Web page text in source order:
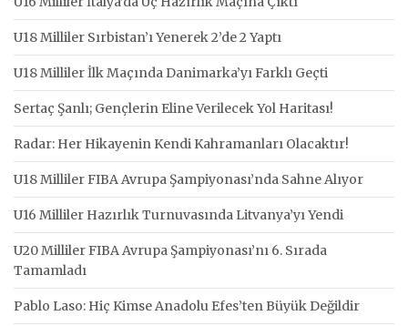
U18 Milliler Sırbistan’ı Yenerek 2’de 2 Yaptı
U18 Milliler İlk Maçında Danimarka’yı Farklı Geçti
Sertaç Şanlı; Gençlerin Eline Verilecek Yol Haritası!
Radar: Her Hikayenin Kendi Kahramanları Olacaktır!
U18 Milliler FIBA Avrupa Şampiyonası’nda Sahne Alıyor
U16 Milliler Hazırlık Turnuvasında Litvanya’yı Yendi
U20 Milliler FIBA Avrupa Şampiyonası’nı 6. Sırada
Tamamladı
Pablo Laso: Hiç Kimse Anadolu Efes’ten Büyük Değildir